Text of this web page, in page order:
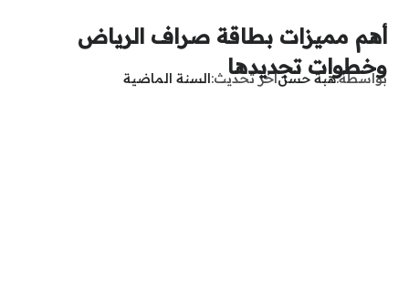
أهم مميزات بطاقة صراف الرياض
وخطوات تجديدها
بواسطةهبة حسنآخر تحديث السنة الماضية